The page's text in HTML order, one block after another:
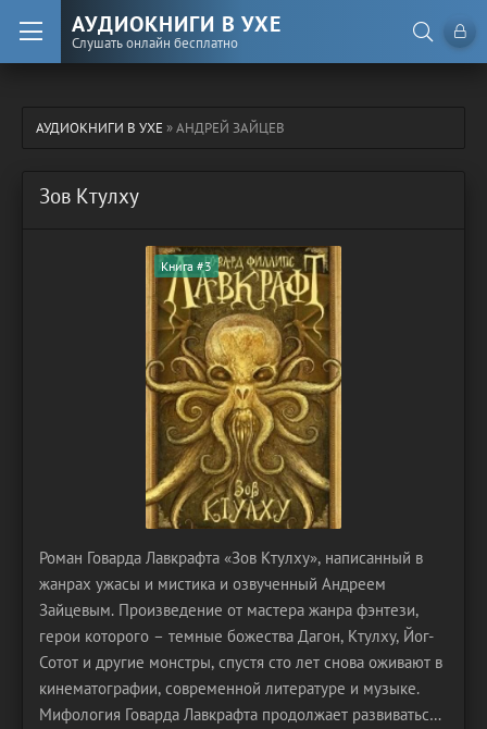
АУДИОКНИГИ В УХЕ
Слушать онлайн бесплатно
АУДИОКНИГИ В УХЕ» АНДРЕЙ ЗАЙЦЕВ
Зов Ктулху
Книга #3
Роман Говарда Лавкрафта «Зов Ктулху», написанный в
жанрах ужасы и мистика и озвученный Андреем
Зайцевым. Произведение от мастера жанра фэнтези,
герои которого – темные божества Дагон, Ктулху, Йог-
Сотот и другие монстры, спустя сто лет снова оживают в
кинематографии, современной литературе и музыке.
Мифология Говарда Лавкрафта продолжает развиваться